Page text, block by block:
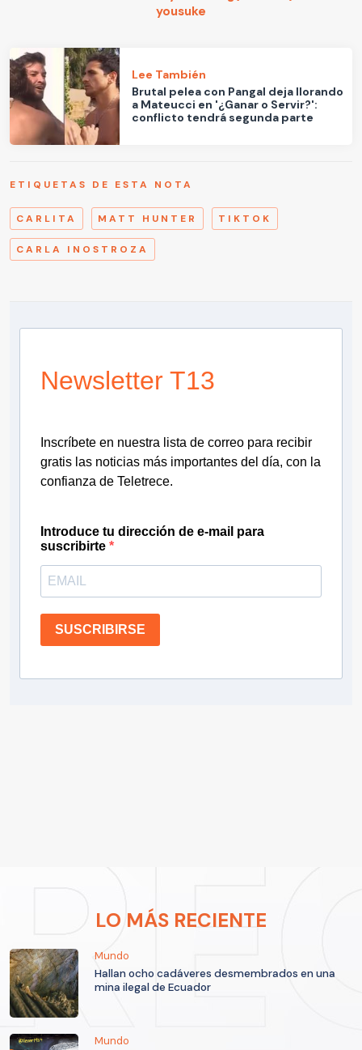
yousuke
Lee También
Brutal pelea con Pangal deja llorando
a Mateucci en '¿Ganar o Servir?':
conflicto tendrá segunda parte
ETIQUETAS DE ESTA NOTA
CARLITA MATT HUNTER TIKTOK
CARLA INOSTROZA
Newsletter T13
Inscríbete en nuestra lista de correo para recibir
gratis las noticias más importantes del día, con la
confianza de Teletrece.
Introduce tu dirección de e-mail para
suscribirte
SUSCRIBIRSE
LO MÁS RECIENTE
Mundo
Hallan ocho cadáveres desmembrados en una
mina ilegal de Ecuador
Mundo